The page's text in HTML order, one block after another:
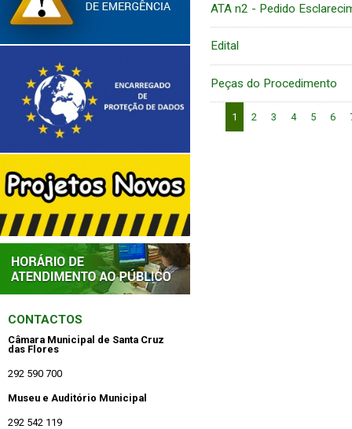
CONTACTOS
Câmara Municipal de Santa Cruz
das Flores
292 590 700
Museu e Auditório Municipal
292 542 119
ATA n2 - Pedido
Edital
Peças do Procedimento
1 2 3 4 5 6